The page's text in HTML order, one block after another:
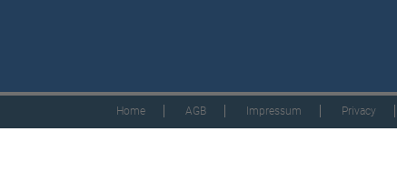
Home AGB Impressum Privacy